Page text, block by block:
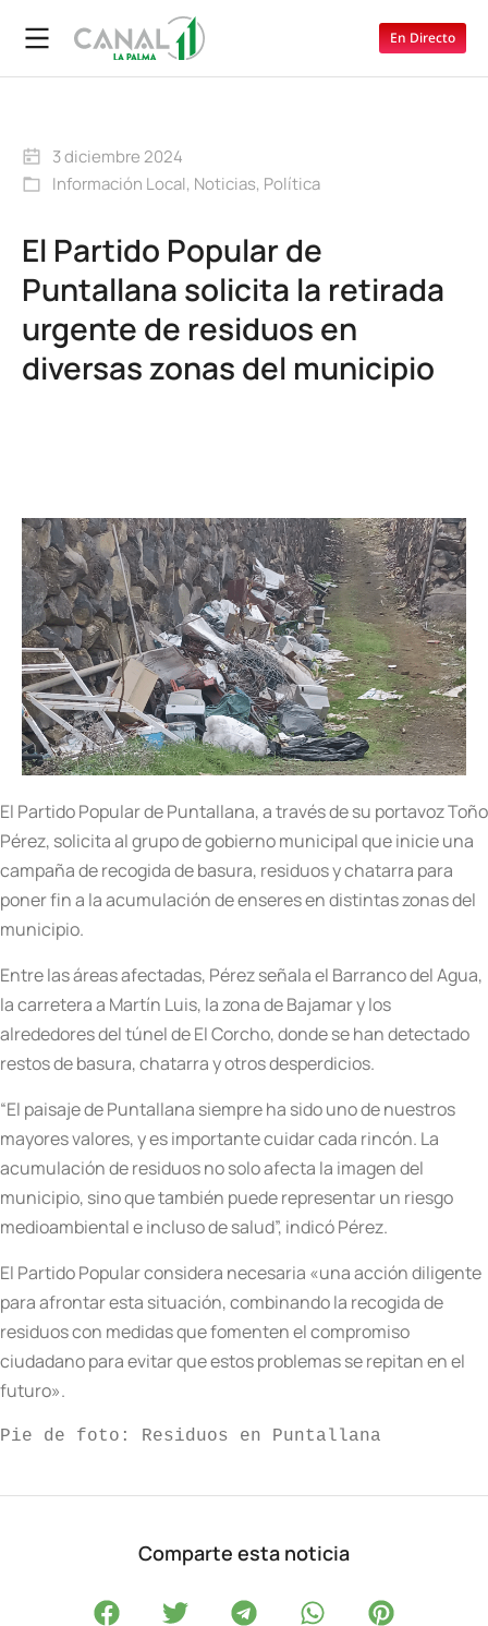
En Directo
3 diciembre 2024
Información Local, Noticias, Política
El Partido Popular de
Puntallana solicita la retirada
urgente de residuos en
diversas zonas del municipio
El Partido Popular de Puntallana, a través de su portavoz Toño
Pérez, solicita al grupo de gobierno municipal que inicie una
campaña de recogida de basura, residuos y chatarra para
poner fin a la acumulación de enseres en distintas zonas del
municipio.
Entre las áreas afectadas, Pérez señala el Barranco del Agua,
la carretera a Martín Luis, la zona de Bajamar y los
alrededores del túnel de El Corcho, donde se han detectado
restos de basura, chatarra y otros desperdicios.
“El paisaje de Puntallana siempre ha sido uno de nuestros
mayores valores, y es importante cuidar cada rincón. La
acumulación de residuos no solo afecta la imagen del
municipio, sino que también puede representar un riesgo
medioambiental e incluso de salud”, indicó Pérez.
El Partido Popular considera necesaria «una acción diligente
para afrontar esta situación, combinando la recogida de
residuos con medidas que fomenten el compromiso
ciudadano para evitar que estos problemas se repitan en el
futuro».
Pie de foto: Residuos en Puntallana
Comparte esta noticia